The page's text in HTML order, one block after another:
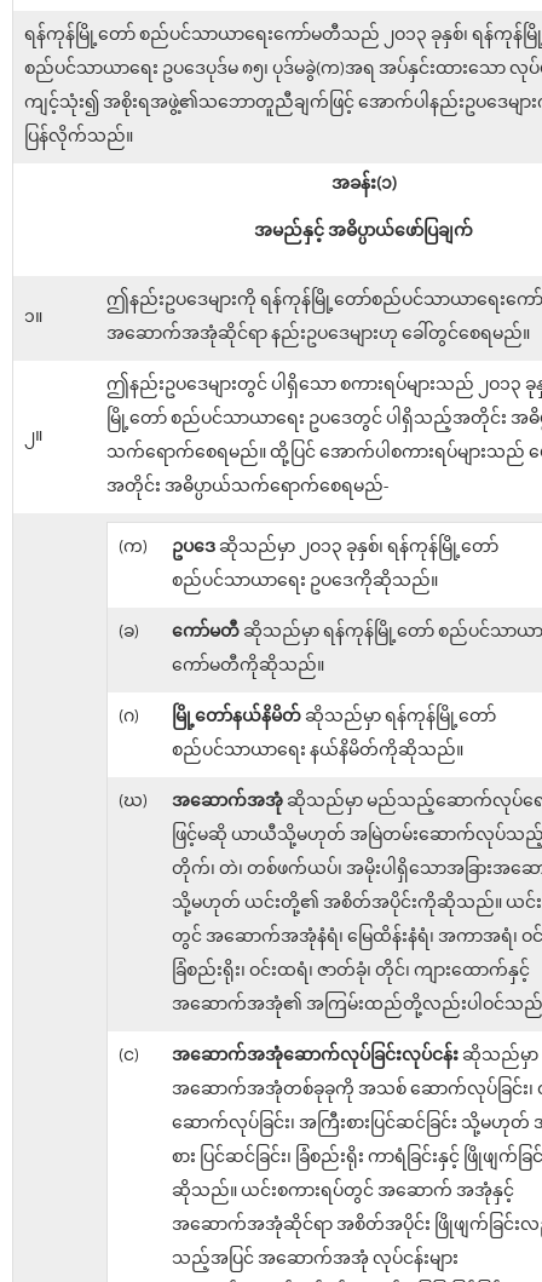
ရန်ကုန်မြို့တော် စည်ပင်သာယာရေးကော်မတီသည် ၂ဝ၁၃ ခုနှစ်၊ ရန်ကုန်မ
စည်ပင်သာယာရေး ဥပဒေပုဒ်မ ၈၅၊ ပုဒ်မခွဲ(က)အရ အပ်နှင်းထားသော လု
ကျင့်သုံး၍ အစိုးရအဖွဲ့၏သဘောတူညီချက်ဖြင့် အောက်ပါနည်းဥပဒေမျ
ပြန်လိုက်သည်။
အခန်း(၁)
အမည်နှင့် အဓိပ္ပာယ်ဖော်ပြချက်
၁။
ဤနည်းဥပဒေများကို ရန်ကုန်မြို့တော်စည်ပင်သာယာရေးကေ
အဆောက်အအုံဆိုင်ရာ နည်းဥပဒေများဟု ခေါ်တွင်စေရမည်။
၂။
ဤနည်းဥပဒေများတွင် ပါရှိသော စကားရပ်များသည် ၂ဝ၁၃ ခု
မြို့တော် စည်ပင်သာယာရေး ဥပဒေတွင် ပါရှိသည့်အတိုင်း အဓိ
သက်ရောက်စေရမည်။ ထို့ပြင် အောက်ပါစကားရပ်များသည် ဖေ
အတိုင်း အဓိပ္ပာယ်သက်ရောက်စေရမည်-
(က) ဥပဒေဆိုသည်မှာ ၂ဝ၁၃ ခုနှစ်၊ ရန်ကုန်မြို့တော်
စည်ပင်သာယာရေး ဥပဒေကိုဆိုသည်။
(ခ) ကော်မတီ ဆိုသည်မှာ ရန်ကုန်မြို့တော် စည်ပင်သာယာ
ကော်မတီကိုဆိုသည်။
(ဂ) မြို့တော်နယ်နိမိတ် ဆိုသည်မှာ ရန်ကုန်မြို့တော်
စည်ပင်သာယာရေး နယ်နိမိတ်ကိုဆိုသည်။
(ဃ) အဆောက်အအုံ ဆိုသည်မှာ မည်သည့်ဆောက်လုပ်ရေး
ဖြင့်မဆို ယာယီသို့မဟုတ် အမြဲတမ်းဆောက်လုပ်သည့်
တိုက်၊ တဲ၊ တစ်ဖက်ယပ်၊ အမိုးပါရှိသောအခြားအ
သို့မဟုတ် ယင်းတို့၏ အစိတ်အပိုင်းကိုဆိုသည်။ ယင်း
တွင် အဆောက်အအုံနံရံ၊ မြေထိန်းနံရံ၊ အကာအရံ၊ ဝင်း
ခြံစည်းရိုး၊ ဝင်းထရံ၊ ဇာတ်ခုံ၊ တိုင်၊ ကျားထောက်နှင့်
အဆောက်အအုံ၏ အကြမ်းထည်တို့လည်းပါဝင်သည်
(င) အဆောက်အအုံဆောက်လုပ်ခြင်းလုပ်ငန်းဆိုသည်မှာ
အဆောက်အအုံတစ်ခုခုကို အသစ် ဆောက်လုပ်ခြင်း၊
ဆောက်လုပ်ခြင်း၊ အကြီးစားပြင်ဆင်ခြင်း သို့မဟုတ်
စား ပြင်ဆင်ခြင်း၊ ခြံစည်းရိုး ကာရံခြင်းနှင့် ဖြိုဖျက်ခြ
ဆိုသည်။ ယင်းစကားရပ်တွင် အဆောက် အအုံနှင့်
အဆောက်အအုံဆိုင်ရာ အစိတ်အပိုင်း ဖြိုဖျက်ခြင်းလ
သည့်အပြင် အဆောက်အအုံ လုပ်ငန်းများ